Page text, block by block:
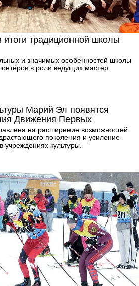
традиционной школы
и значимых особенностей школы
в роли ведущих мастер
Марий Эл появятся
Движения Первых
на расширение возможностей
поколения и усиление
учреждениях культуры.